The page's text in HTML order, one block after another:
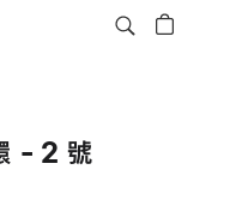
- 2 號